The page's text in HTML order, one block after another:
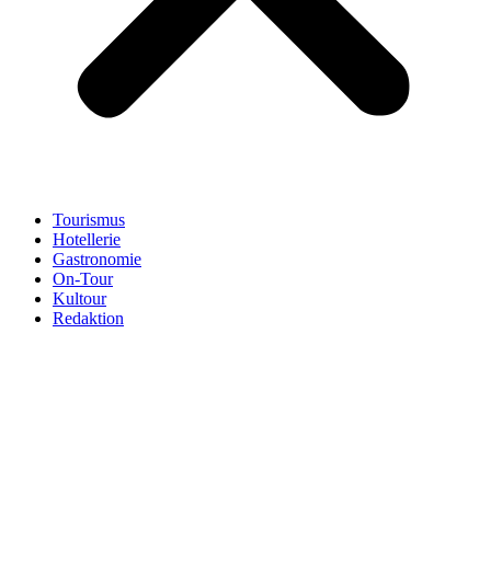
Tourismus
Hotellerie
Gastronomie
On-Tour
Kultour
Redaktion